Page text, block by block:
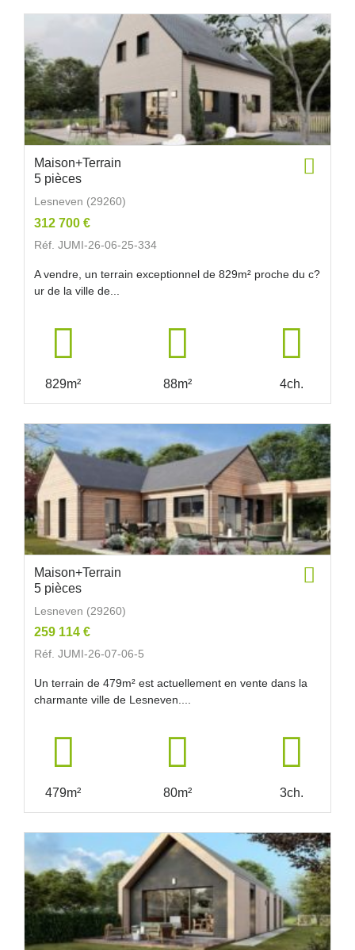
Maison+Terrain
5 pièces
Lesneven (29260)
312 700 €
Réf. JUMI-26-06-25-334
A vendre, un terrain exceptionnel de 829m² proche du c?
ur de la ville de...
829m² 88m² 4ch.
Maison+Terrain
5 pièces
Lesneven (29260)
259 114 €
Réf. JUMI-26-07-06-5
Un terrain de 479m² est actuellement en vente dans la
charmante ville de Lesneven....
479m² 80m² 3ch.